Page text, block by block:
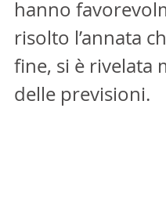
hanno
risolto l’annata
fine, si è rivelata
delle previsioni.